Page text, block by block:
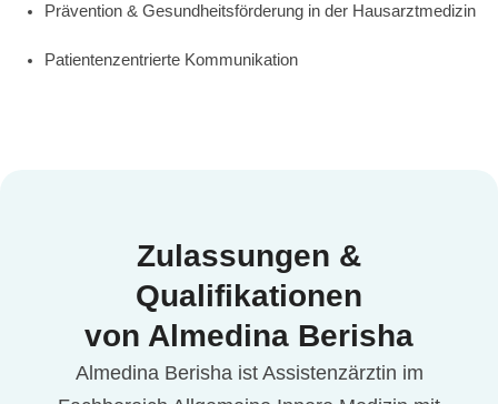
Prävention & Gesundheitsförderung in der Hausarztmedizin
Patientenzentrierte Kommunikation
Zulassungen &
Qualifikationen
von Almedina Berisha
Almedina Berisha ist Assistenzärztin im